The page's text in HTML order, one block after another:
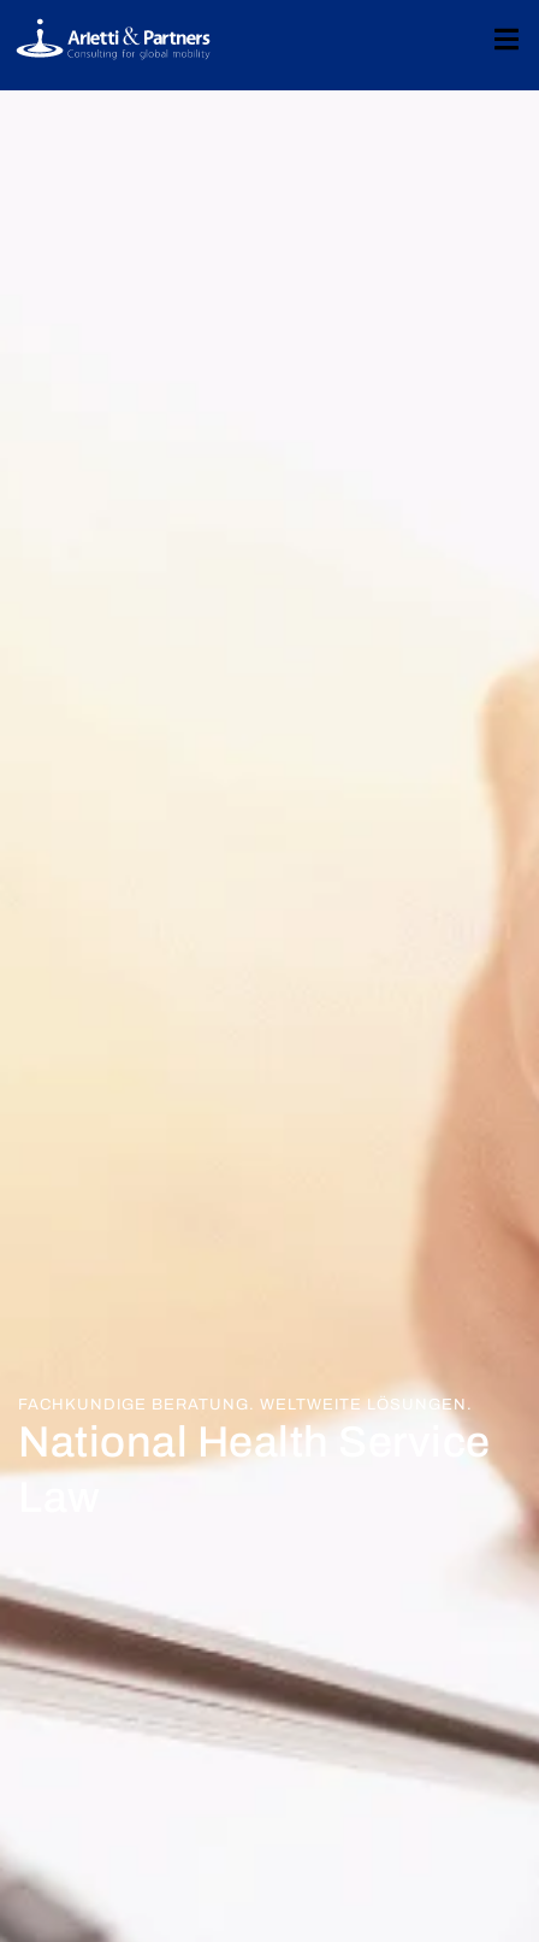
FACHKUNDIGE BERATUNG. WELTWEITE LÖSUNGEN.
National Health Service